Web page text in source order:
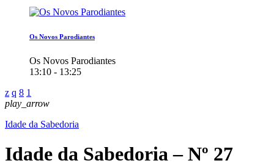
Os Novos Parodiantes
Os Novos Parodiantes
13:10 - 13:25
play_arrow
Idade da Sabedoria
Idade da Sabedoria – Nº 27